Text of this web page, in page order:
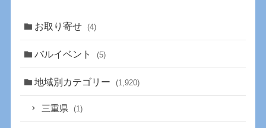
お取り寄せ (4)
バルイベント (5)
地域別カテゴリー (1,920)
三重県 (1)